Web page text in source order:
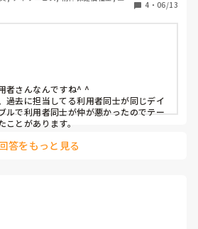
4 ・ 06/13
者さんなんですね^ ^
過去に担当してる利用者同士が同じデイ
ルで利用者同士が仲が悪かったのでテー
とがあります。
答をもっと見る